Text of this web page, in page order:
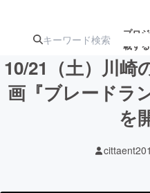
プロ
載す
注目の新
ジェクト
10/21（土）川崎
画『ブレードラ
を